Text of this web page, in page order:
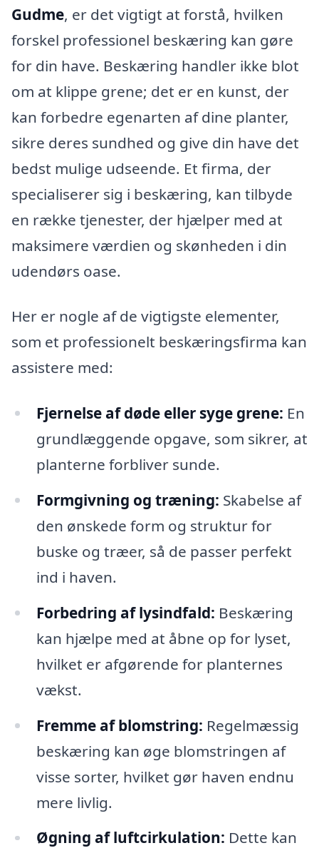
Gudme, er det vigtigt at forstå, hvilken
forskel professionel beskæring kan gøre
for din have. Beskæring handler ikke blot
om at klippe grene; det er en kunst, der
kan forbedre egenarten af dine planter,
sikre deres sundhed og give din have det
bedst mulige udseende. Et firma, der
specialiserer sig i beskæring, kan tilbyde
en række tjenester, der hjælper med at
maksimere værdien og skønheden i din
udendørs oase.
Her er nogle af de vigtigste elementer,
som et professionelt beskæringsfirma kan
assistere med:
Fjernelse af døde eller syge grene: En
grundlæggende opgave, som sikrer, at
planterne forbliver sunde.
Formgivning og træning: Skabelse af
den ønskede form og struktur for
buske og træer, så de passer perfekt
ind i haven.
Forbedring af lysindfald: Beskæring
kan hjælpe med at åbne op for lyset,
hvilket er afgørende for planternes
vækst.
Fremme af blomstring: Regelmæssig
beskæring kan øge blomstringen af
visse sorter, hvilket gør haven endnu
mere livlig.
Øgning af luftcirkulation: Dette kan